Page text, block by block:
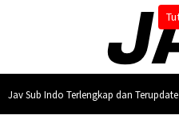
Jav Sub Indo Terlengkap dan